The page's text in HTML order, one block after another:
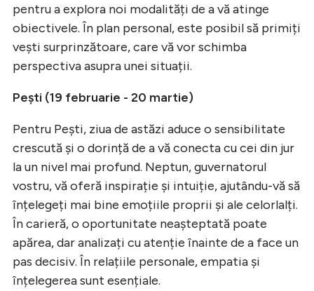
pentru a explora noi modalități de a vă atinge
obiectivele. În plan personal, este posibil să primiți
vești surprinzătoare, care vă vor schimba
perspectiva asupra unei situații.
Pești (19 februarie - 20 martie)
Pentru Pești, ziua de astăzi aduce o sensibilitate
crescută și o dorință de a vă conecta cu cei din jur
la un nivel mai profund. Neptun, guvernatorul
vostru, vă oferă inspirație și intuiție, ajutându-vă să
înțelegeți mai bine emoțiile proprii și ale celorlalți.
În carieră, o oportunitate neașteptată poate
apărea, dar analizați cu atenție înainte de a face un
pas decisiv. În relațiile personale, empatia și
înțelegerea sunt esențiale.